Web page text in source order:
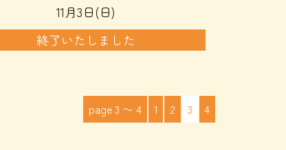
11月3日(日)
終了いたしました
page 3 〜 4 1 2 3 4